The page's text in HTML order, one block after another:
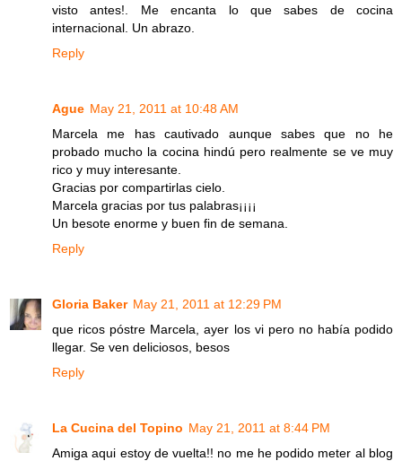
visto antes!. Me encanta lo que sabes de cocina
internacional. Un abrazo.
Reply
Ague May 21, 2011 at 10:48 AM
Marcela me has cautivado aunque sabes que no he
probado mucho la cocina hindú pero realmente se ve muy
rico y muy interesante.
Gracias por compartirlas cielo.
Marcela gracias por tus palabras¡¡¡¡
Un besote enorme y buen fin de semana.
Reply
Gloria Baker May 21, 2011 at 12:29 PM
que ricos póstre Marcela, ayer los vi pero no había podido
llegar. Se ven deliciosos, besos
Reply
La Cucina del Topino May 21, 2011 at 8:44 PM
Amiga aqui estoy de vuelta!! no me he podido meter al blog